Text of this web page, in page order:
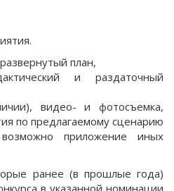
план,
и раздаточный
видео- и фотосъемка,
по предлагаемому сценарию
приложение иных
ранее (в прошлые года)
в указанной номинации